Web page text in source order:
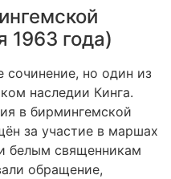
1963 года)
сочинение, но один из
наследии Кинга.
в бирмингемской
за участие в маршах
белым священникам
обращение,